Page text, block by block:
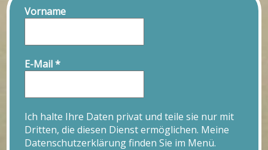
Vorname
E-Mail*
Ich halte Ihre Daten privat und teile sie nur mit
Dritten, die diesen Dienst ermöglichen. Meine
Datenschutzerklärung finden Sie im Menü.